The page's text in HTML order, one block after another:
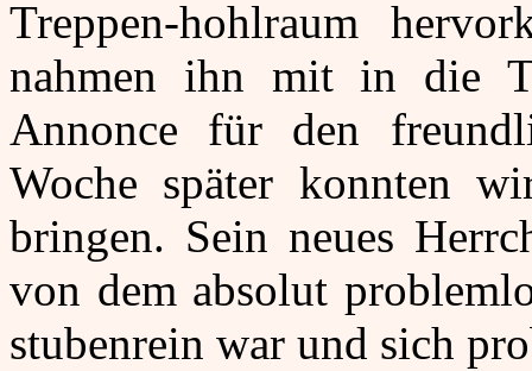
Treppen-hohlraum
nahmen ihn mit in die
Annonce für den
Woche später konnten
bringen. Sein neues
von dem absolut
stubenrein war und sich